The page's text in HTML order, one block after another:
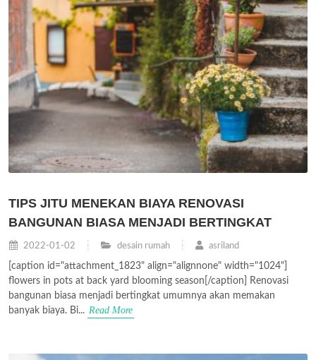
TIPS JITU MENEKAN BIAYA RENOVASI
BANGUNAN BIASA MENJADI BERTINGKAT
2022-01-02 desain rumah asriland
[caption id="attachment_1823" align="alignnone" width="1024"]
flowers in pots at back yard blooming season[/caption] Renovasi
bangunan biasa menjadi bertingkat umumnya akan memakan
banyak biaya. Bi... Read More